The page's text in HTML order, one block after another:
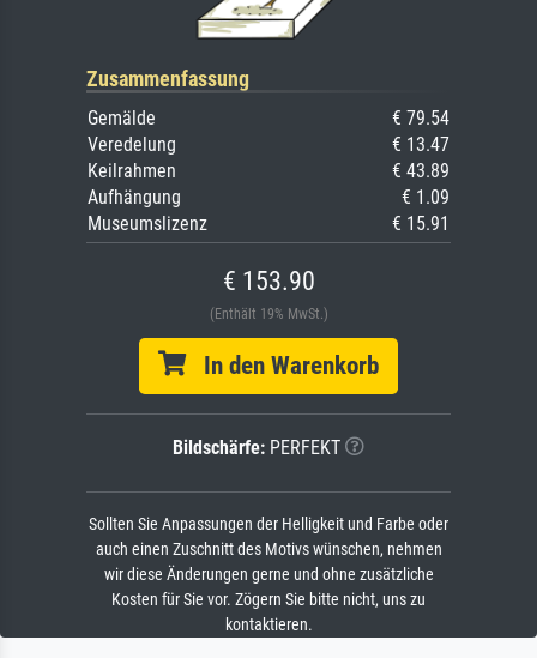
Zusammenfassung
Gemälde
€ 79.54
Veredelung
€ 13.47
Keilrahmen
€ 43.89
Aufhängung
€ 1.09
Museumslizenz
€ 15.91
€ 153.90
(Enthält 19% MwSt.)
In den Warenkorb
Bildschärfe: PERFEKT
Sollten Sie Anpassungen der Helligkeit und Farbe oder
auch einen Zuschnitt des Motivs wünschen, nehmen
wir diese Änderungen gerne und ohne zusätzliche
Kosten für Sie vor. Zögern Sie bitte nicht, uns zu
kontaktieren.